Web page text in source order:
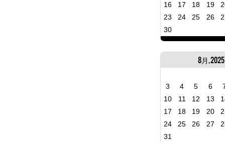
16
17 18 19
23
24 25 26
30
8月, 2025
3 4 5 6
10
11 12 13
17
18 19 20
24
25 26 27
31